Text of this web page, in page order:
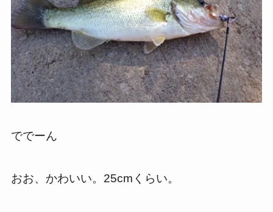
ででーん
おお、かわいい。25cmくらい。